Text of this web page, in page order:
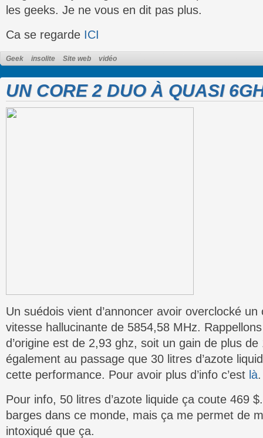
les geeks. Je ne vous en dit pas plus.
Ca se regarde ICI
Geek insolite Site web vidéo
UN CORE 2 DUO À QUASI
Un suédois vient d’annoncer avoir overclocké
vitesse hallucinante de 5854,58 MHz.
d’origine est de 2,93 ghz, soit un gain de plus
également au passage que 30 litres d’azote
cette performance. Pour avoir plus d’info c’est là.
Pour info, 50 litres d’azote liquide ça coute 469
barges dans ce monde, mais ça me permet de
intoxiqué que ça.